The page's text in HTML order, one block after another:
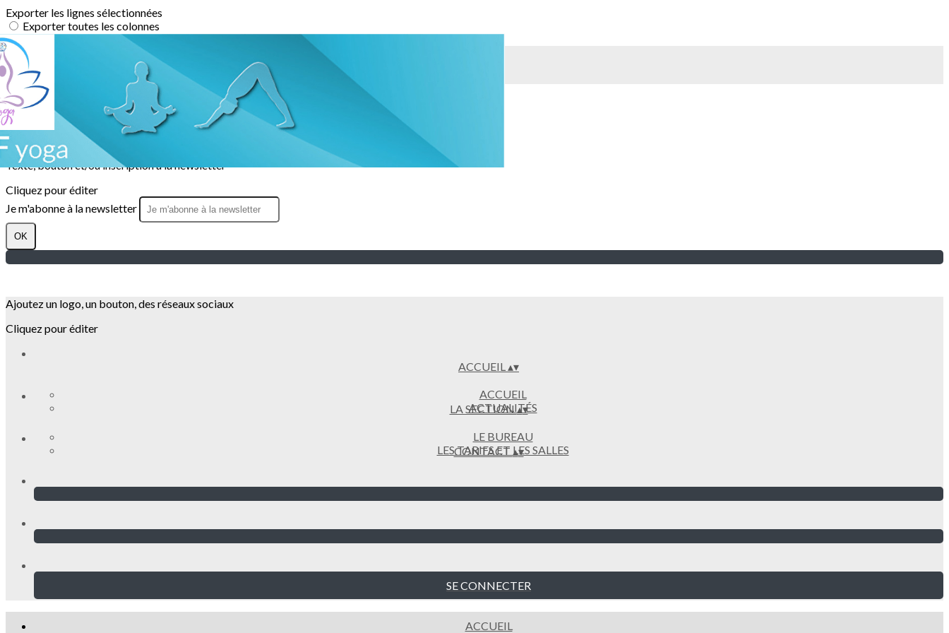
Exporter les lignes sélectionnées
Exporter toutes les colonnes
Exporter uniquement les colonnes affichées
Menu
?>
Images de la page d'accueil
Cliquez pour éditer
Texte, bouton et/ou inscription à la newsletter
Cliquez pour éditer
Je m'abonne à la newsletter
OK
Ajoutez un logo, un bouton, des réseaux sociaux
Cliquez pour éditer
ACCUEIL▴▾
ACCUEIL
ACTUALITÉS
LA SECTION▴▾
LE BUREAU
LES TARIFS ET LES SALLES
CONTACT ▴▾
SE CONNECTER
ACCUEIL